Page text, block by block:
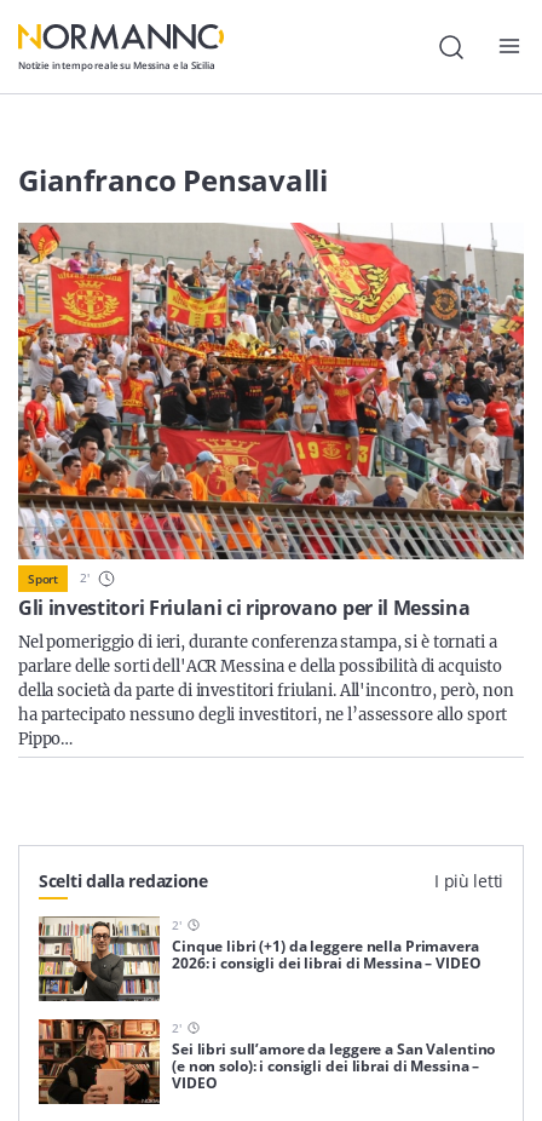
Notizie in tempo reale su Messina e la Sicilia
Attualità
Politica
Cultura
Lavoro
Società
Economia
Sport
Sicilia
Servizi
Iscriviti
Gianfranco Pensavalli
Gli investitori Friulani ci riprovano per il Messina
Sport 2'
Nel pomeriggio di ieri, durante conferenza stampa, si è tornati a
parlare delle sorti dell'ACR Messina e della possibilità di acquisto
della società da parte di investitori friulani. All'incontro, però, non
ha partecipato nessuno degli investitori, ne l’assessore allo sport
Pippo…
Scelti dalla redazione I più letti
2'
Cinque libri (+1) da leggere nella Primavera
2026: i consigli dei librai di Messina – VIDEO
2'
Sei libri sull’amore da leggere a San Valentino
(e non solo): i consigli dei librai di Messina –
VIDEO